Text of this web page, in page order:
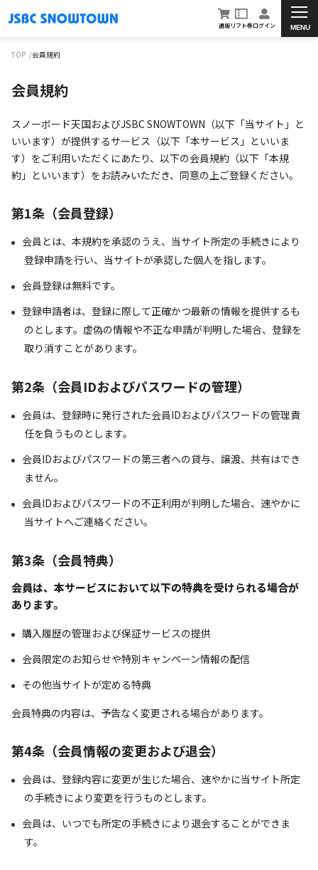
MENU
通販 リフト券ログイン
TOP 会員規約
会員規約
スノーボード天国およびJSBC SNOWTOWN（以下「当サイト」と
いいます）が提供するサービス（以下「本サービス」といいま
す）をご利用いただくにあたり、以下の会員規約（以下「本規
約」といいます）をお読みいただき、同意の上ご登録ください。
第1条（会員登録）
会員とは、本規約を承認のうえ、当サイト所定の手続きにより
登録申請を行い、当サイトが承認した個人を指します。
会員登録は無料です。
登録申請者は、登録に際して正確かつ最新の情報を提供するも
のとします。虚偽の情報や不正な申請が判明した場合、登録を
取り消すことがあります。
第2条（会員IDおよびパスワードの管理）
会員は、登録時に発行された会員IDおよびパスワードの管理責
任を負うものとします。
会員IDおよびパスワードの第三者への貸与、譲渡、共有はでき
ません。
会員IDおよびパスワードの不正利用が判明した場合、速やかに
当サイトへご連絡ください。
第3条（会員特典）
会員は、本サービスにおいて以下の特典を受けられる場合が
あります。
購入履歴の管理および保証サービスの提供
会員限定のお知らせや特別キャンペーン情報の配信
その他当サイトが定める特典
会員特典の内容は、予告なく変更される場合があります。
第4条（会員情報の変更および退会）
会員は、登録内容に変更が生じた場合、速やかに当サイト所定
の手続きにより変更を行うものとします。
会員は、いつでも所定の手続きにより退会することができま
す。